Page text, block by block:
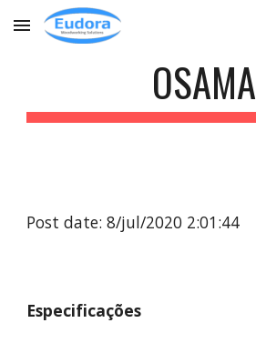
Skip to main content
OSAMA
Post date: 8/jul/2020 2:01:44
Especificações